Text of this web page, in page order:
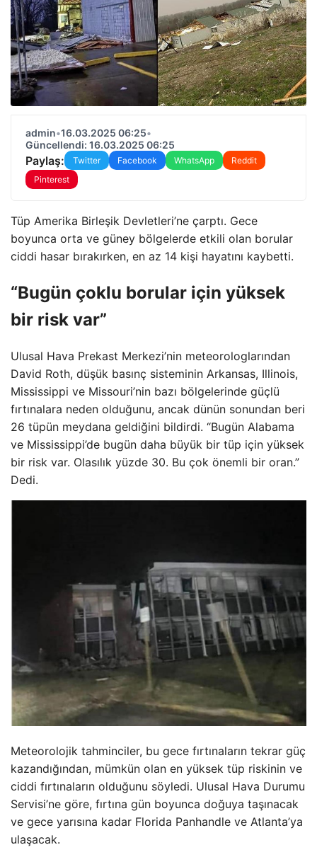
admin•16.03.2025 06:25•
Güncellendi: 16.03.2025 06:25
Paylaş: Twitter Facebook WhatsApp
Reddit
Pinterest
Tüp Amerika Birleşik Devletleri’ne çarptı. Gece
boyunca orta ve güney bölgelerde etkili olan borular
ciddi hasar bırakırken, en az 14 kişi hayatını kaybetti.
“Bugün çoklu borular için yüksek
bir risk var”
Ulusal Hava Prekast Merkezi’nin meteorologlarından
David Roth, düşük basınç sisteminin Arkansas, Illinois,
Mississippi ve Missouri’nin bazı bölgelerinde güçlü
fırtınalara neden olduğunu, ancak dünün sonundan beri
26 tüpün meydana geldiğini bildirdi. “Bugün Alabama
ve Mississippi’de bugün daha büyük bir tüp için yüksek
bir risk var. Olasılık yüzde 30. Bu çok önemli bir oran.”
Dedi.
Meteorolojik tahminciler, bu gece fırtınaların tekrar güç
kazandığından, mümkün olan en yüksek tüp riskinin ve
ciddi fırtınaların olduğunu söyledi. Ulusal Hava Durumu
Servisi’ne göre, fırtına gün boyunca doğuya taşınacak
ve gece yarısına kadar Florida Panhandle ve Atlanta’ya
ulaşacak.